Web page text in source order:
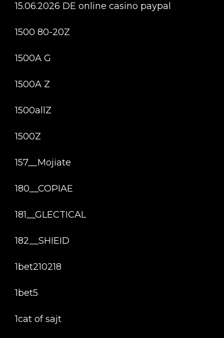
15.06.2026 DE online casino paypal
1500 80-20Z
1500A G
1500A Z
1500allZ
1500Z
157__Mojiate
180__COPIAE
181__GLECTICAL
182__SHIEID
1bet210218
1bet5
1cat of sajt